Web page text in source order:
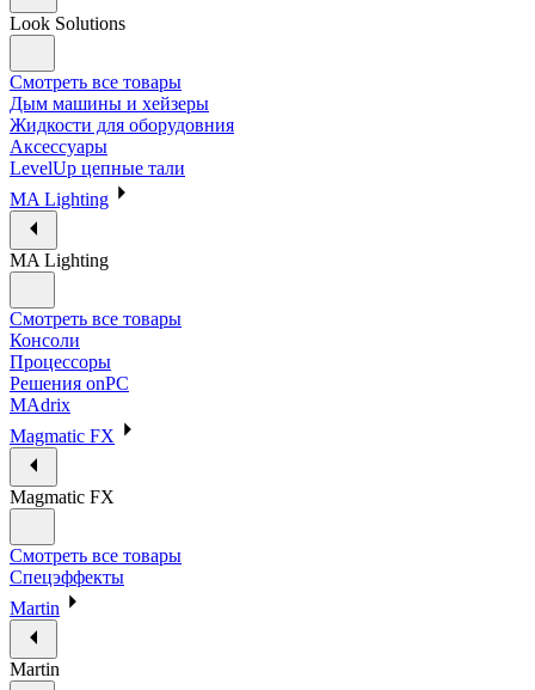
Look Solutions
Смотреть все товары
Дым машины и хейзеры
Жидкости для оборудовния
Аксессуары
LevelUp цепные тали
MA Lighting
MA Lighting
Смотреть все товары
Консоли
Процессоры
Решения onPC
MAdrix
Magmatic FX
Magmatic FX
Смотреть все товары
Спецэффекты
Martin
Martin